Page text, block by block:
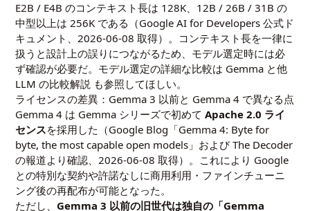
E2B / E4B のコンテキスト長は 128K、12B / 26B / 31B の
中型以上は 256K である（Google AI for Developers 公式ド
キュメント、2026-06-08 取得）。コンテキスト長を一律に
扱うと設計上の誤りにつながるため、モデル選定時には必
ず確認が必要だ。モデル選定の詳細な比較は Gemma と他
LLM の比較解説 も参照してほしい。
ライセンスの差異：Gemma 3 以前と Gemma 4 で異なる点
Gemma 4 は Gemma シリーズで初めてApache 2.0 ライ
センスを採用した（Google Blog「Gemma 4: Byte for
byte, the most capable open models」および The Decoder
の報道より確認、2026-06-08 取得）。これにより Google
との特別な契約や許諾なしに商用利用・ファインチューニ
ング後の再配布が可能となった。
ただし、 Gemma 3 以前の旧世代は独自の「Gemma